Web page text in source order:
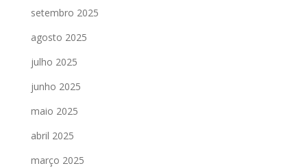
setembro 2025
agosto 2025
julho 2025
junho 2025
maio 2025
abril 2025
março 2025